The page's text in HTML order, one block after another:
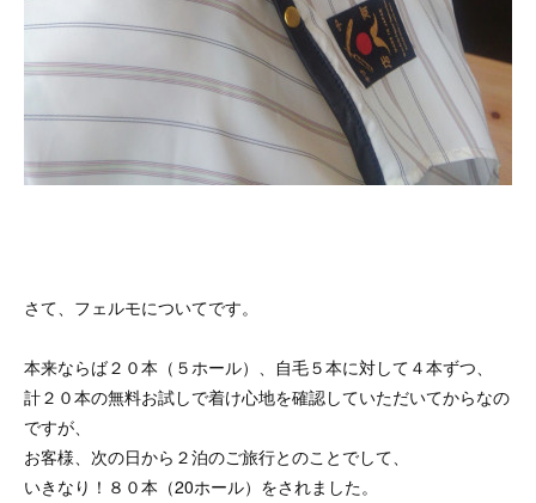
さて、フェルモについてです。
本来ならば２０本（５ホール）、自毛５本に対して４本ずつ、
計２０本の無料お試しで着け心地を確認していただいてからなの
ですが、
お客様、次の日から２泊のご旅行とのことでして、
いきなり！８０本（20ホール）をされました。